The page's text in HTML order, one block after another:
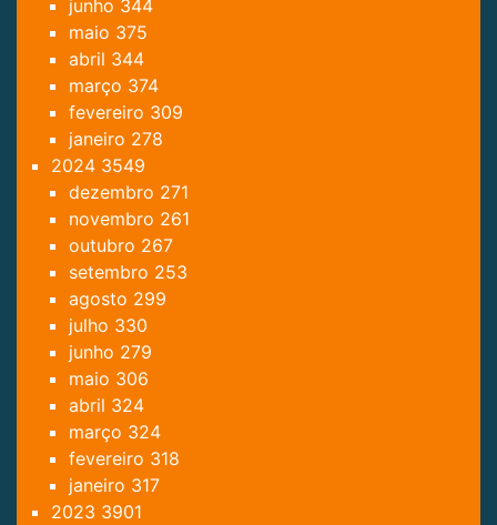
junho 344
maio 375
abril 344
março 374
fevereiro 309
janeiro 278
2024 3549
dezembro 271
novembro 261
outubro 267
setembro 253
agosto 299
julho 330
junho 279
maio 306
abril 324
março 324
fevereiro 318
janeiro 317
2023 3901